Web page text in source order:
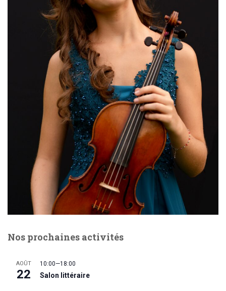
Nos prochaines activités
AOÛT
22
10:00—18:00
Salon littéraire